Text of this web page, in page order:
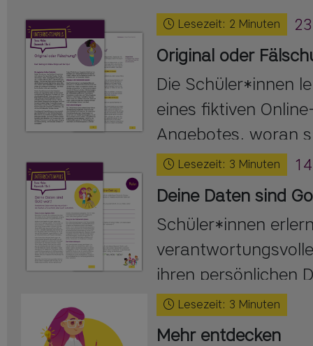
Lesezeit: 2 Minuten
Original oder
Die Schüler*innen
eines fiktiven
Angebotes, woran
Angebote erkennen.
Lesezeit: 3 Minuten
Deine Daten sind
Schüler*innen
ihren persönlichen
Internet.
Lesezeit: 3 Minuten
Mehr entdecken